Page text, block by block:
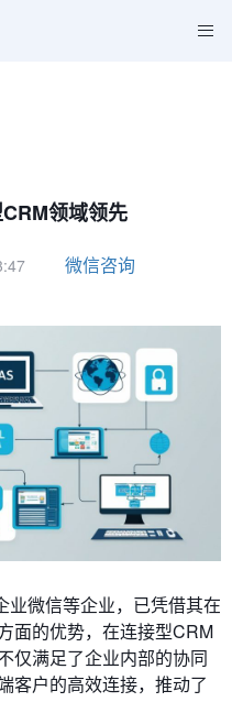
领域领先
微信咨询
业微信等企业，已凭借其在
面的优势，在连接型CRM
仅满足了企业内部的协同
客户的高效连接，推动了